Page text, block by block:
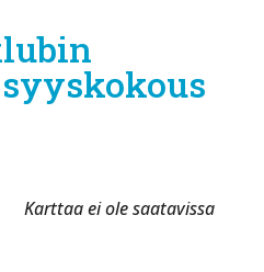
Karttaa ei ole saatavissa